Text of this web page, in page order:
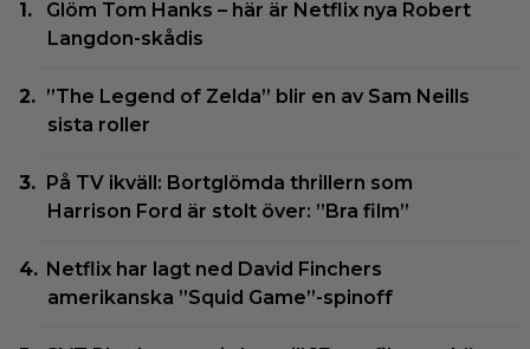
Glöm Tom Hanks – här är Netflix nya Robert
Langdon-skådis
”The Legend of Zelda” blir en av Sam Neills
sista roller
På TV ikväll: Bortglömda thrillern som
Harrison Ford är stolt över: ”Bra film”
Netflix har lagt ned David Finchers
amerikanska ”Squid Game”-spinoff